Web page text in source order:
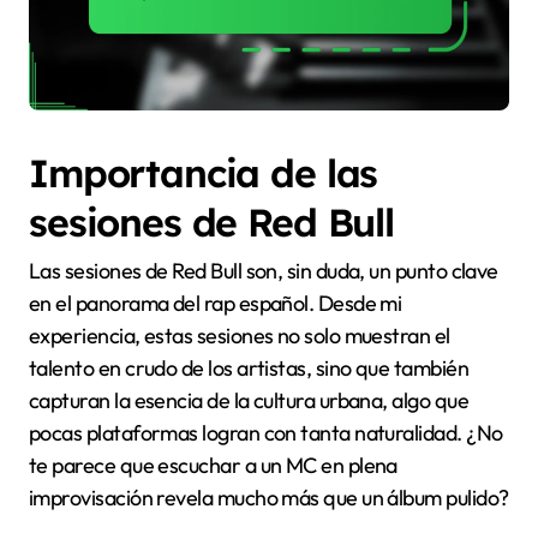
Importancia de las
sesiones de Red Bull
Las sesiones de Red Bull son, sin duda, un punto clave
en el panorama del rap español. Desde mi
experiencia, estas sesiones no solo muestran el
talento en crudo de los artistas, sino que también
capturan la esencia de la cultura urbana, algo que
pocas plataformas logran con tanta naturalidad. ¿No
te parece que escuchar a un MC en plena
improvisación revela mucho más que un álbum pulido?